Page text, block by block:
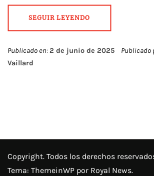
SEGUIR LEYENDO
Publicado en:2 de junio de 2025 Publicado
Vaillard
Copyright. Todos los derechos
Tema: ThemeinWP por Royal News.